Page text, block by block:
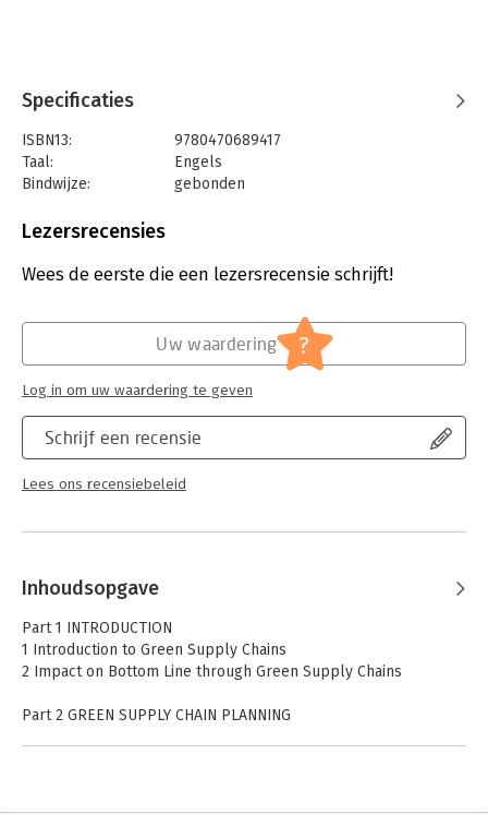
Specificaties
ISBN13:
9780470689417
Taal:
Engels
Bindwijze:
gebonden
Uitgever:
Hoofdrubriek:
Inkoop en logistiek
Lezersrecensies
Wees de eerste die een lezersrecensie schrijft!
Schrijf een recensie
Lees ons recensiebeleid
Uw waardering ?
Log in om uw waardering te geven
Inhoudsopgave
Part 1 INTRODUCTION
1 Introduction to Green Supply Chains
2 Impact on Bottom Line through Green Supply Chains
Part 2 GREEN SUPPLY CHAIN PLANNING